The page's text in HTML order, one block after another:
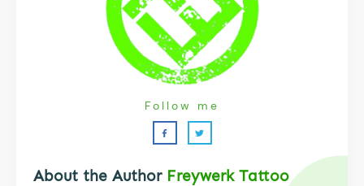
About the Author Freywerk Tattoo
Follow me